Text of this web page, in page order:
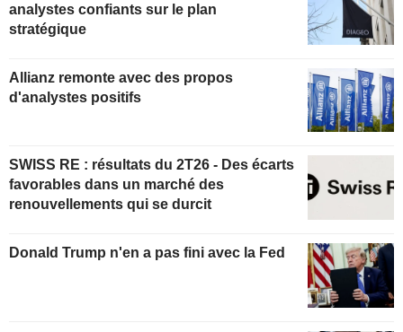
analystes confiants sur le plan
stratégique
Allianz remonte avec des propos
d'analystes positifs
SWISS RE : résultats du 2T26 - Des écarts
favorables dans un marché des
renouvellements qui se durcit
Donald Trump n'en a pas fini avec la Fed